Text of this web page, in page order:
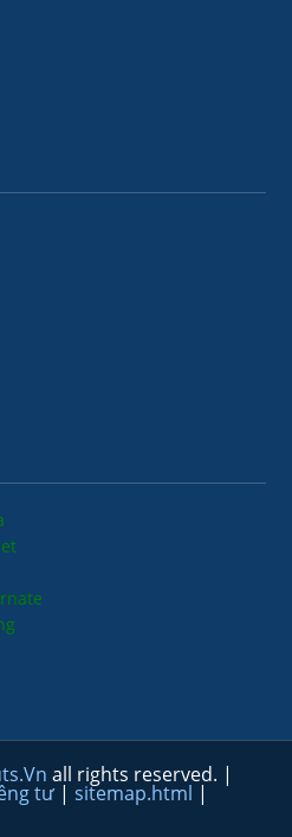
all rights reserved. |
tư | sitemap.html |